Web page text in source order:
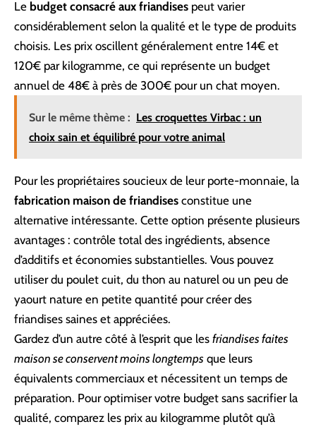
Le budget consacré aux friandises peut varier
considérablement selon la qualité et le type de produits
choisis. Les prix oscillent généralement entre 14€ et
120€ par kilogramme, ce qui représente un budget
annuel de 48€ à près de 300€ pour un chat moyen.
Sur le même thème : Les croquettes Virbac : un
choix sain et équilibré pour votre animal
Pour les propriétaires soucieux de leur porte-monnaie, la
fabrication maison de friandises constitue une
alternative intéressante. Cette option présente plusieurs
avantages : contrôle total des ingrédients, absence
d’additifs et économies substantielles. Vous pouvez
utiliser du poulet cuit, du thon au naturel ou un peu de
yaourt nature en petite quantité pour créer des
friandises saines et appréciées.
Gardez d’un autre côté à l’esprit que les friandises faites
maison se conservent moins longtemps que leurs
équivalents commerciaux et nécessitent un temps de
préparation. Pour optimiser votre budget sans sacrifier la
qualité, comparez les prix au kilogramme plutôt qu’à